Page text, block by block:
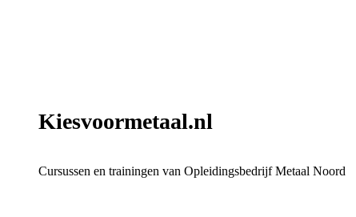
Kiesvoormetaal.nl
Cursussen en trainingen van Opleidingsbedrijf Metaal Noord